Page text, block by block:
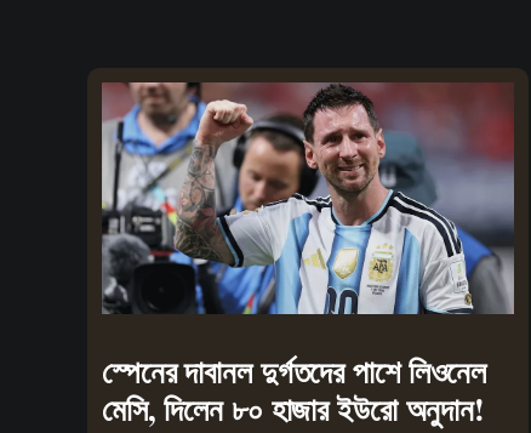
স্পেনের দাবানল দুর্গতদের পাশে লিওনেল
মেসি, দিলেন ৮০ হাজার ইউরো অনুদান!